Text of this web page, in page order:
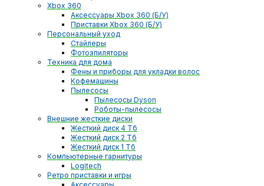
Xbox 360
Аксессуары Xbox 360 (Б/У)
Приставки Xbox 360 (Б/У)
Персональный уход
Стайлеры
Фотоэпиляторы
Техника для дома
Фены и приборы для укладки волос
Кофемашины
Пылесосы
Пылесосы Dyson
Роботы-пылесосы
Внешние жесткие диски
Жесткий диск 4 Тб
Жесткий диск 2 Тб
Жесткий диск 1 Тб
Компьютерные гарнитуры
Logitech
Ретро приставки и игры